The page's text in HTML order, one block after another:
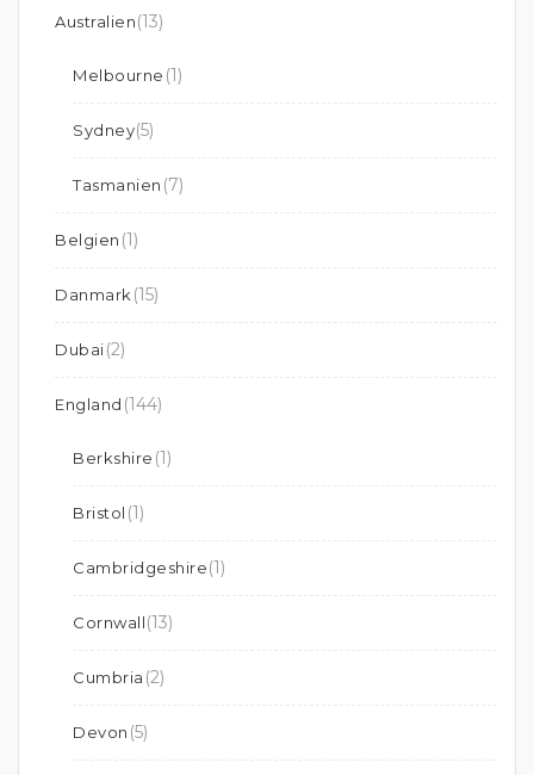
Australien(13)
Melbourne (1)
Sydney(5)
Tasmanien (7)
Belgien (1)
Danmark (15)
Dubai(2)
England (144)
Berkshire (1)
Bristol (1)
Cambridgeshire(1)
Cornwall(13)
Cumbria (2)
Devon (5)